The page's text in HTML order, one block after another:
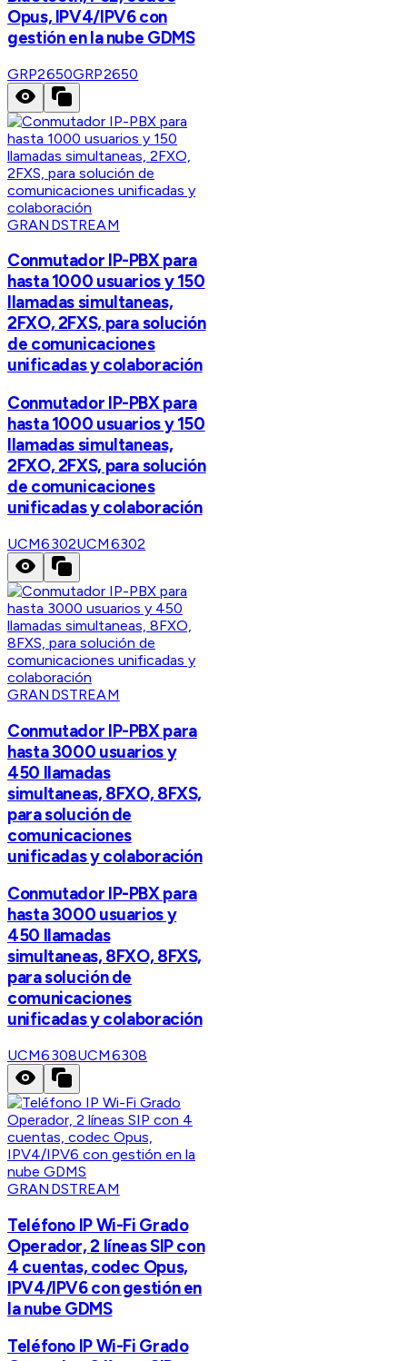
Opus, IPV4/IPV6 con
gestión en la nube GDMS
GRP2650GRP2650
GRANDSTREAM
Conmutador IP-PBX para
hasta 1000 usuarios y 150
llamadas simultaneas,
2FXO, 2FXS, para solución
de comunicaciones
unificadas y colaboración
Conmutador IP-PBX para
hasta 1000 usuarios y 150
llamadas simultaneas,
2FXO, 2FXS, para solución
de comunicaciones
unificadas y colaboración
UCM6302UCM6302
GRANDSTREAM
Conmutador IP-PBX para
hasta 3000 usuarios y
450 llamadas
simultaneas, 8FXO, 8FXS,
para solución de
comunicaciones
unificadas y colaboración
Conmutador IP-PBX para
hasta 3000 usuarios y
450 llamadas
simultaneas, 8FXO, 8FXS,
para solución de
comunicaciones
unificadas y colaboración
UCM6308UCM6308
GRANDSTREAM
Teléfono IP Wi-Fi Grado
Operador, 2 líneas SIP con
4 cuentas, codec Opus,
IPV4/IPV6 con gestión en
la nube GDMS
Teléfono IP Wi-Fi Grado